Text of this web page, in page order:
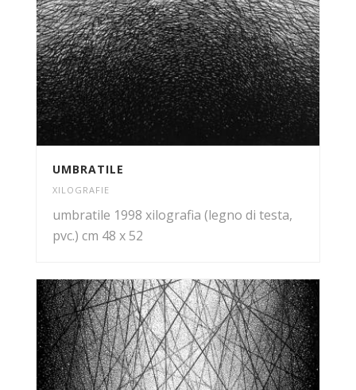
UMBRATILE
XILOGRAFIE
umbratile 1998 xilografia (legno di testa,
pvc.) cm 48 x 52